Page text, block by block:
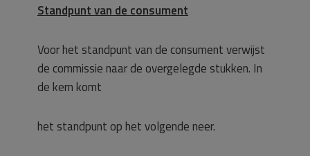
Standpunt van de consument
Voor het standpunt van de consument verwijst
de commissie naar de overgelegde stukken. In
de kern komt
het standpunt op het volgende neer.